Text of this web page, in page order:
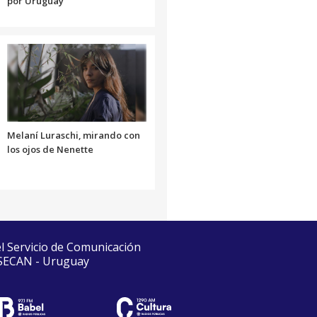
Melaní Luraschi, mirando con
los ojos de Nenette
de Comunicación
- Uruguay